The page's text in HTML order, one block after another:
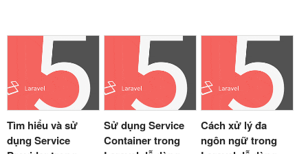
Tìm hiểu và sử
dụng Service
Sử dụng Service
Container trong
Cách xử lý đa
ngôn ngữ trong